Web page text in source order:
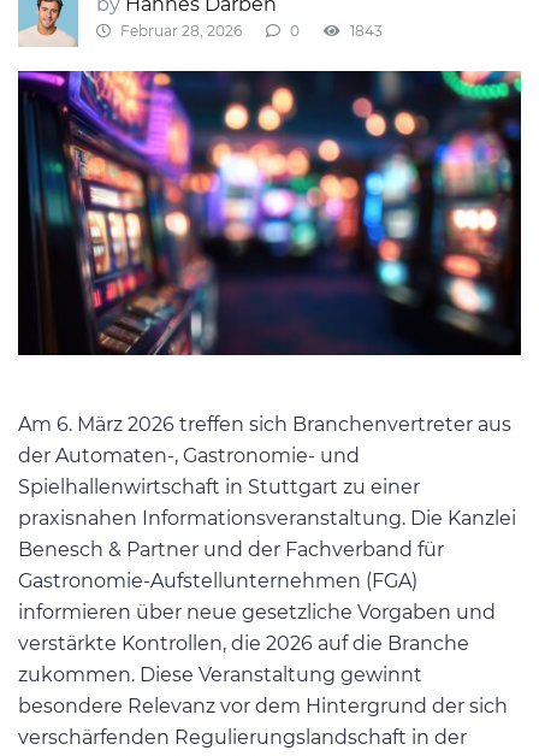
by Hannes Darben
Februar 28, 2026 0 1843
Am 6. März 2026 treffen sich Branchenvertreter aus
der Automaten-, Gastronomie- und
Spielhallenwirtschaft in Stuttgart zu einer
praxisnahen Informationsveranstaltung. Die Kanzlei
Benesch & Partner und der Fachverband für
Gastronomie-Aufstellunternehmen (FGA)
informieren über neue gesetzliche Vorgaben und
verstärkte Kontrollen, die 2026 auf die Branche
zukommen. Diese Veranstaltung gewinnt
besondere Relevanz vor dem Hintergrund der sich
verschärfenden Regulierungslandschaft in der